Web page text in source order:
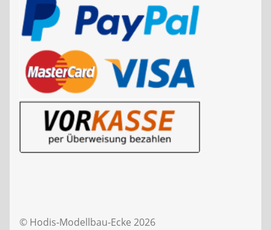
© Hodis-Modellbau-Ecke 2026